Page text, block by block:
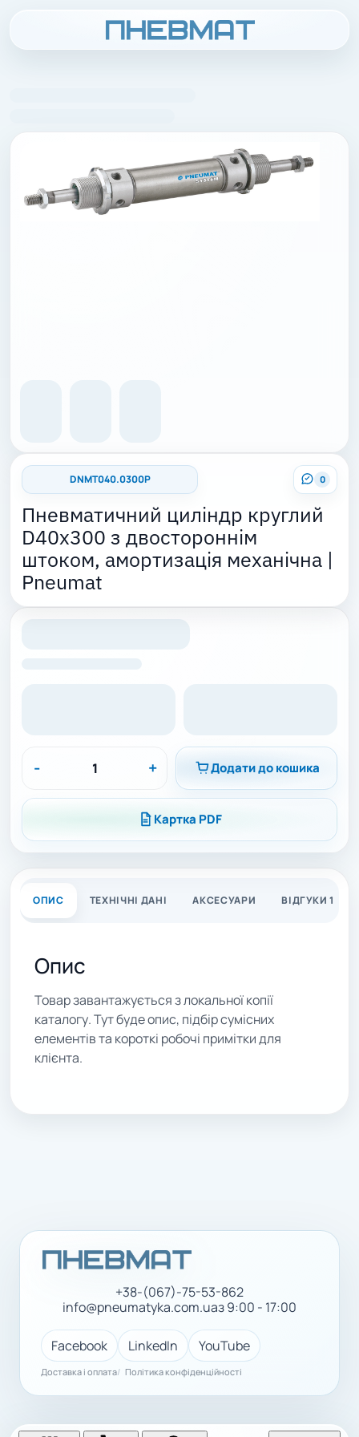
0
DNMT040.0300P
Пневматичний циліндр круглий
D40x300 з двостороннім
штоком, амортизація механічна |
Pneumat
- + Додати до кошика
Картка PDF
ОПИС ТЕХНІЧНІ ДАНІ АКСЕСУАРИ ВІДГУКИ 1
Опис
Товар завантажується з локальної копії
каталогу. Тут буде опис, підбір сумісних
елементів та короткі робочі примітки для
клієнта.
+38-(067)-75-53-862
info@pneumatyka.com.uaз 9:00 - 17:00
Facebook LinkedIn YouTube
Доставка і оплата Політика конфіденційності